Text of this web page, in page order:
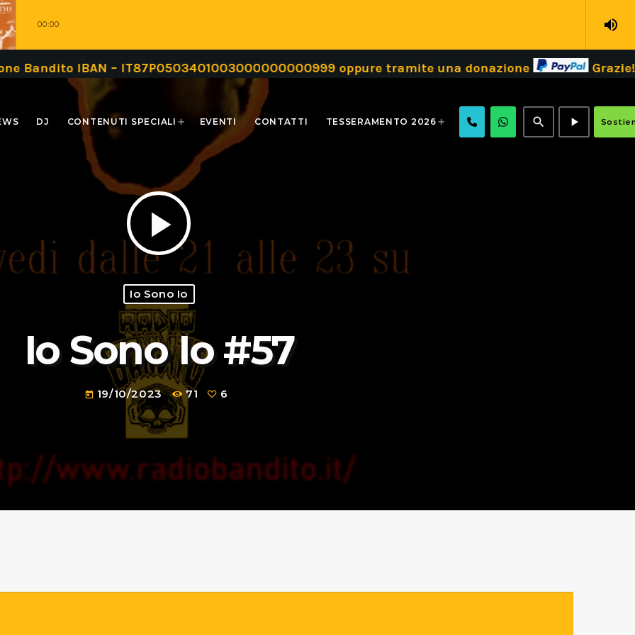
00:00 volume_up
IBAN – IT87P0503401003000000000999 oppure tramite una donazione Grazie! Dona
DJ CONTENUTI SPECIALI EVENTI CONTATTI TESSERAMENTO 2026 search play_arrow
play_arrow
Io Sono Io
Io Sono Io #57
today 19/10/2023 71 6